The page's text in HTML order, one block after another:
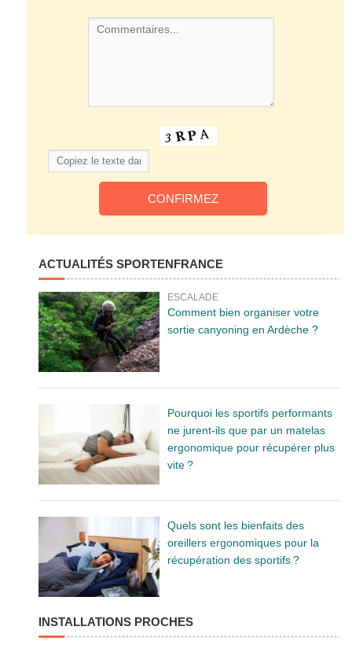
ACTUALITÉS SPORTENFRANCE
ESCALADE
Comment bien organiser votre
sortie canyoning en Ardèche ?
Pourquoi les sportifs performants
ne jurent-ils que par un matelas
ergonomique pour récupérer plus
vite ?
Quels sont les bienfaits des
oreillers ergonomiques pour la
récupération des sportifs ?
INSTALLATIONS PROCHES